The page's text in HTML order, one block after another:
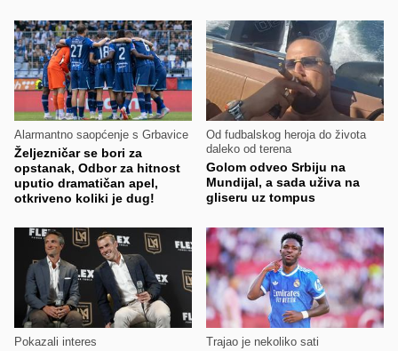
Alarmantno saopćenje s Grbavice
Željezničar se bori za
opstanak, Odbor za hitnost
uputio dramatičan apel,
otkriveno koliki je dug!
Od fudbalskog heroja do života
daleko od terena
Golom odveo Srbiju na
Mundijal, a sada uživa na
gliseru uz tompus
Pokazali interes Trajao je nekoliko sati